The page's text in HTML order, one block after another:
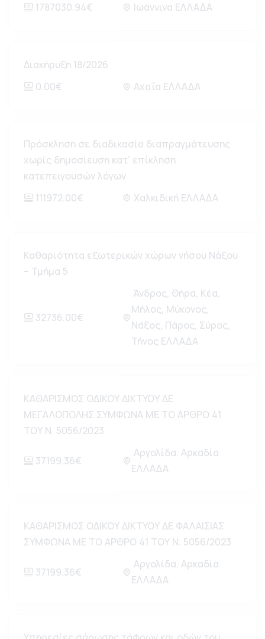
1787030.94€
Ιωάννινα ΕΛΛΑΔΑ
Διακήρυξη 18/2026
0.00€
Αχαΐα ΕΛΛΑΔΑ
Πρόσκληση σε διαδικασία διαπραγμάτευσης
χωρίς δημοσίευση κατ’ επίκληση
κατεπειγουσών λόγων
111972.00€
Χαλκιδική ΕΛΛΑΔΑ
Καθαριότητα εξωτερικών χώρων νήσου Νάξου
– Τμήμα 5
32736.00€
Άνδρος, Θήρα, Κέα,
Μήλος, Μύκονος,
Νάξος, Πάρος, Σύρος,
Τήνος ΕΛΛΑΔΑ
ΚΑΘΑΡΙΣΜΟΣ ΟΔΙΚΟΥ ΔΙΚΤΥΟΥ ΔΕ
ΜΕΓΑΛΟΠΟΛΗΣ ΣΥΜΦΩΝΑ ΜΕ ΤΟ ΑΡΘΡΟ 41
ΤΟΥ Ν. 5056/2023
37199.36€
Αργολίδα, Αρκαδία
ΕΛΛΑΔΑ
ΚΑΘΑΡΙΣΜΟΣ ΟΔΙΚΟΥ ΔΙΚΤΥΟΥ ΔΕ ΦΑΛΑΙΣΙΑΣ
ΣΥΜΦΩΝΑ ΜΕ ΤΟ ΑΡΘΡΟ 41 ΤΟΥ Ν. 5056/2023
37199.36€
Αργολίδα, Αρκαδία
ΕΛΛΑΔΑ